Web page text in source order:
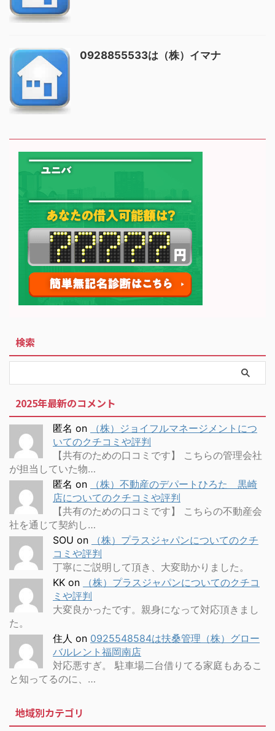
0928855533は（株）イマナ
検索
2025年最新のコメント
匿名 on
（株）ジョイフルマネージメントにつ
いてのクチコミや評判
【共有のための口コミです】 こちらの管理会社
が担当していた物…
匿名 on
（株）不動産のデパートひろた 黒崎
店についてのクチコミや評判
【共有のための口コミです】 こちらの不動産会
社を通じて契約し…
SOU on
（株）プラスジャパンについてのクチ
コミや評判
丁寧にご説明して頂き、大変助かりました。
KK on
（株）プラスジャパンについてのクチコ
ミや評判
大変良かったです。親身になって対応頂きまし
た。
住人 on 0925548584は扶桑管理（株）グロー
バルレント福岡南店
対応悪すぎ。 駐車場二台借りてる家庭もあるこ
と知ってるのに、…
地域別カテゴリ